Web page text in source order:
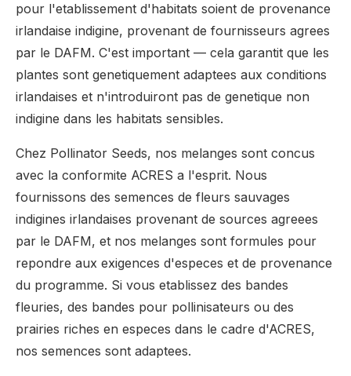
pour l'etablissement d'habitats soient de provenance
irlandaise indigine, provenant de fournisseurs agrees
par le DAFM. C'est important — cela garantit que les
plantes sont genetiquement adaptees aux conditions
irlandaises et n'introduiront pas de genetique non
indigine dans les habitats sensibles.
Chez Pollinator Seeds, nos melanges sont concus
avec la conformite ACRES a l'esprit. Nous
fournissons des semences de fleurs sauvages
indigines irlandaises provenant de sources agreees
par le DAFM, et nos melanges sont formules pour
repondre aux exigences d'especes et de provenance
du programme. Si vous etablissez des bandes
fleuries, des bandes pour pollinisateurs ou des
prairies riches en especes dans le cadre d'ACRES,
nos semences sont adaptees.